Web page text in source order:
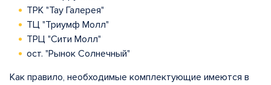
ТРК "Тау Галерея"
ТЦ "Триумф Молл"
ТРЦ "Сити Молл"
ост. "Рынок Солнечный"
Как правило, необходимые комплектующие имеются в